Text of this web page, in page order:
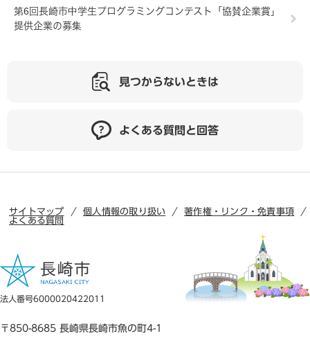
第6回長崎市中学生プログラミングコンテスト「協賛企業賞」
提供企業の募集
見つからないときは
よくある質問と回答
サイトマップ 個人情報の取り扱い
著作権・リンク・免責事項
よくある質問
法人番号6000020422011
〒850-8685 長崎県長崎市魚の町4-1